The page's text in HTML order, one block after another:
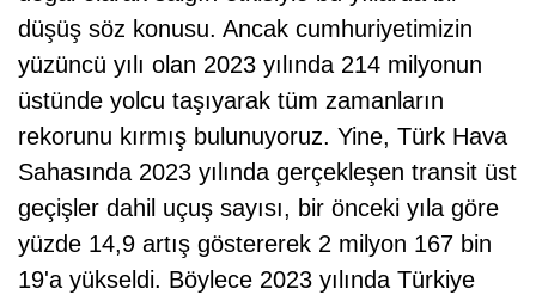
düşüş söz konusu. Ancak cumhuriyetimizin
yüzüncü yılı olan 2023 yılında 214 milyonun
üstünde yolcu taşıyarak tüm zamanların
rekorunu kırmış bulunuyoruz. Yine, Türk Hava
Sahasında 2023 yılında gerçekleşen transit üst
geçişler dahil uçuş sayısı, bir önceki yıla göre
yüzde 14,9 artış göstererek 2 milyon 167 bin
19'a yükseldi. Böylece 2023 yılında Türkiye